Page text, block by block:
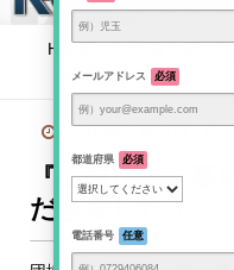
Home / お知らせ
/
『団地リノベ暮らし』
2013年2月27日
『団地リノベ暮
だきました！
メールアドレス 必須
都道府県 必須
電話番号 任意